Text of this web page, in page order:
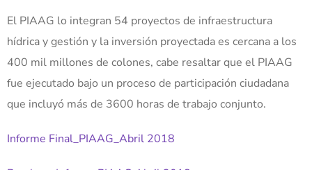
El PIAAG lo integran 54 proyectos de infraestructura
hídrica y gestión y la inversión proyectada es cercana a los
400 mil millones de colones, cabe resaltar que el PIAAG
fue ejecutado bajo un proceso de participación ciudadana
que incluyó más de 3600 horas de trabajo conjunto.
Informe Final_PIAAG_Abril 2018